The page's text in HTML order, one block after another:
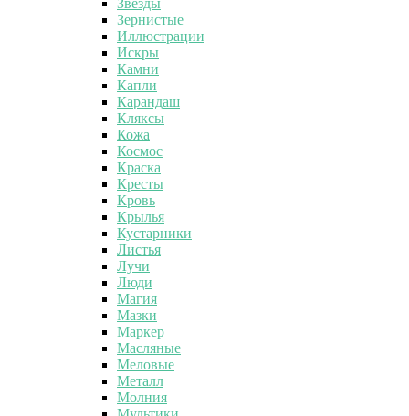
Звезды
Зернистые
Иллюстрации
Искры
Камни
Капли
Карандаш
Кляксы
Кожа
Космос
Краска
Кресты
Кровь
Крылья
Кустарники
Листья
Лучи
Люди
Магия
Мазки
Маркер
Масляные
Меловые
Металл
Молния